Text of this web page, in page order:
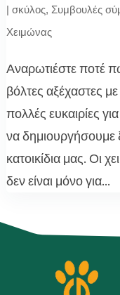
| σκύλος, Συμβουλές
Χειμώνας
Αναρωτιέστε ποτέ
βόλτες αξέχαστες
πολλές ευκαιρίες
να δημιουργήσουμε
κατοικίδια μας. Οι
δεν είναι μόνο για...